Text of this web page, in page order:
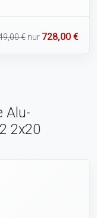
€ nur 728,00 €
Alu-
2x20